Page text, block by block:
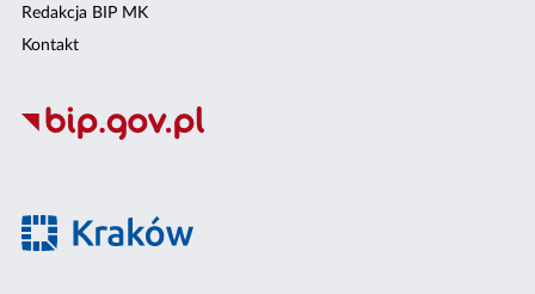
Redakcja BIP MK
Kontakt